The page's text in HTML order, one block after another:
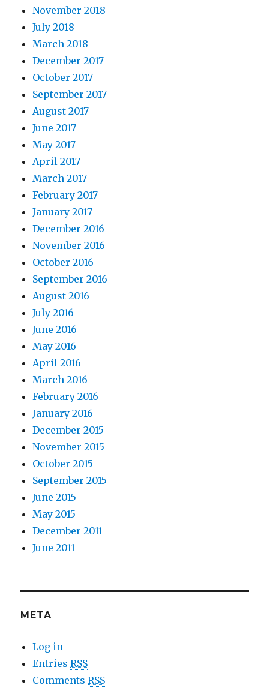
November 2018
July 2018
March 2018
December 2017
October 2017
September 2017
August 2017
June 2017
May 2017
April 2017
March 2017
February 2017
January 2017
December 2016
November 2016
October 2016
September 2016
August 2016
July 2016
June 2016
May 2016
April 2016
March 2016
February 2016
January 2016
December 2015
November 2015
October 2015
September 2015
June 2015
May 2015
December 2011
June 2011
META
Log in
EntriesRSS
CommentsRSS